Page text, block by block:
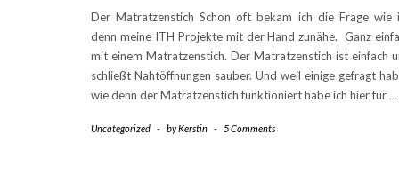
Der Matratzenstich Schon oft bekam ich die Frage wie
denn meine ITH Projekte mit der Hand zunähe. Ganz
mit einem Matratzenstich. Der Matratzenstich ist einfach
schließt Nahtöffnungen sauber. Und weil einige gefragt
wie denn der Matratzenstich funktioniert habe ich hier für…
Uncategorized - byKerstin - 5 Comments